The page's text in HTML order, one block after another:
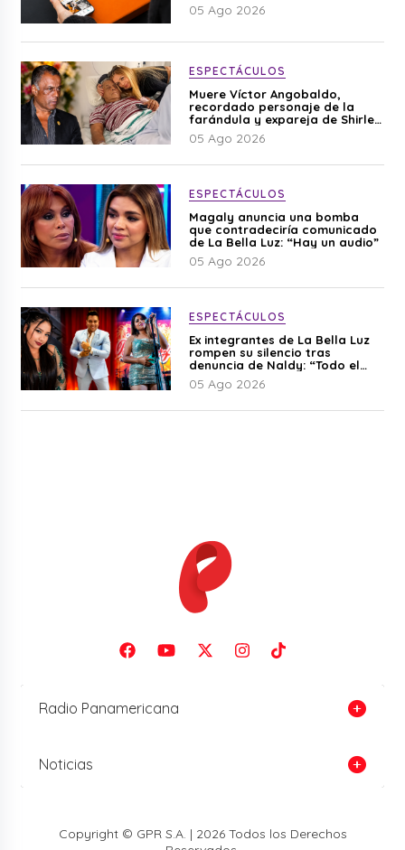
05 Ago 2026
ESPECTÁCULOS
Muere Víctor Angobaldo,
recordado personaje de la
farándula y expareja de Shirley
Cherres
05 Ago 2026
ESPECTÁCULOS
Magaly anuncia una bomba
que contradeciría comunicado
de La Bella Luz: “Hay un audio”
05 Ago 2026
ESPECTÁCULOS
Ex integrantes de La Bella Luz
rompen su silencio tras
denuncia de Naldy: “Todo el
mundo lo sabía”
05 Ago 2026
Radio Panamericana
Noticias
Copyright © GPR S.A. | 2026 Todos los Derechos